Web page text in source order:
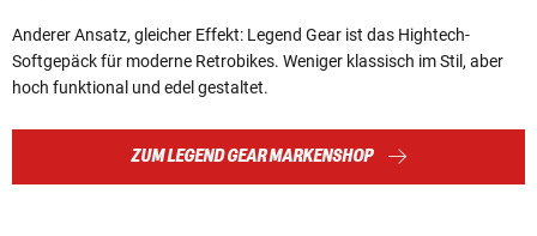
Anderer Ansatz, gleicher Effekt: Legend Gear ist das Hightech-
Softgepäck für moderne Retrobikes. Weniger klassisch im Stil, aber
hoch funktional und edel gestaltet.
ZUM LEGEND GEAR MARKENSHOP